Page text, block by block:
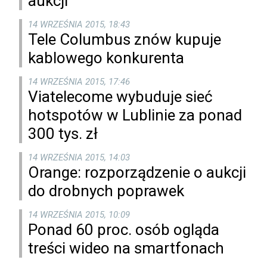
14 WRZEŚNIA 2015, 18:43
Tele Columbus znów kupuje
kablowego konkurenta
14 WRZEŚNIA 2015, 17:46
Viatelecome wybuduje sieć
hotspotów w Lublinie za ponad
300 tys. zł
14 WRZEŚNIA 2015, 14:03
Orange: rozporządzenie o aukcji
do drobnych poprawek
14 WRZEŚNIA 2015, 10:09
Ponad 60 proc. osób ogląda
treści wideo na smartfonach